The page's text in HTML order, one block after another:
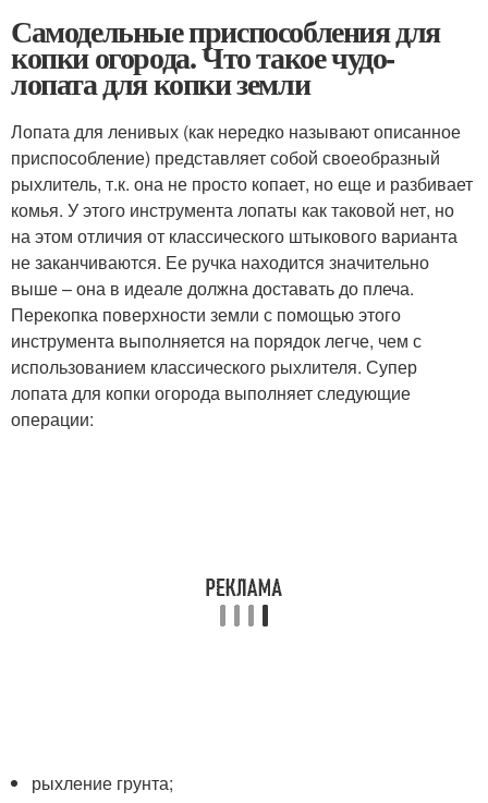
Самодельные приспособления для
копки огорода. Что такое чудо-
лопата для копки земли
Лопата для ленивых (как нередко называют описанное
приспособление) представляет собой своеобразный
рыхлитель, т.к. она не просто копает, но еще и разбивает
комья. У этого инструмента лопаты как таковой нет, но
на этом отличия от классического штыкового варианта
не заканчиваются. Ее ручка находится значительно
выше – она в идеале должна доставать до плеча.
Перекопка поверхности земли с помощью этого
инструмента выполняется на порядок легче, чем с
использованием классического рыхлителя. Супер
лопата для копки огорода выполняет следующие
операции:
рыхление грунта;